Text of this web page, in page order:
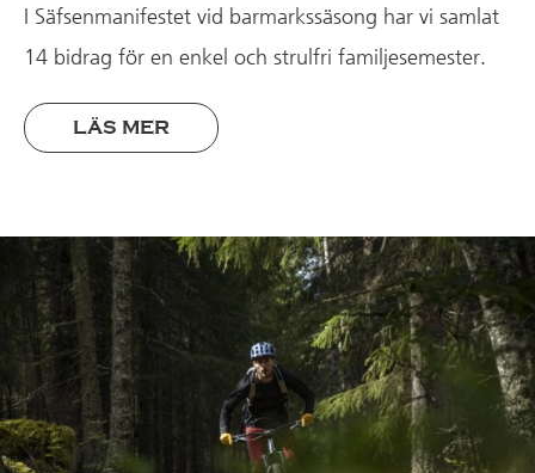
I Säfsenmanifestet vid barmarkssäsong har vi samlat
14 bidrag för en enkel och strulfri familjesemester.
LÄS MER